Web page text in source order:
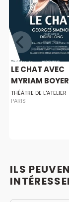
LE CHAT AVEC
MYRIAM
THÉÂTRE DE L'ATELIER
PARIS
ILS